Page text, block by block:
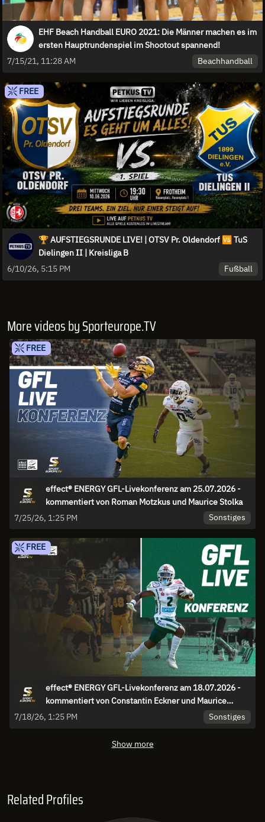
EHF Beach Handball EURO 2021: Die Männer machen es im
ersten Hauptrundenspiel im Shootout spannend!
7/15/21, 11:28 AM
Beachhandball
FREE
🏆 AUFSTIEGSRUNDE LIVE! | OTSV Pr. Oldendorf 🆚 TuS
Dielingen II | Kreisliga B
6/10/26, 5:15 PM
Fußball
More videos by Sporteurope.TV
FREE
effect® ENERGY GFL-Livekonferenz am 25.07.2026 -
kommentiert von Roman Motzkus und Maurice Stolka
7/25/26, 1:25 PM
Sonstiges
FREE
effect® ENERGY GFL-Livekonferenz am 18.07.2026 -
kommentiert von Constantin Eckner und Maurice
Stolka
7/18/26, 1:25 PM Sonstiges
Show more
Related Profiles